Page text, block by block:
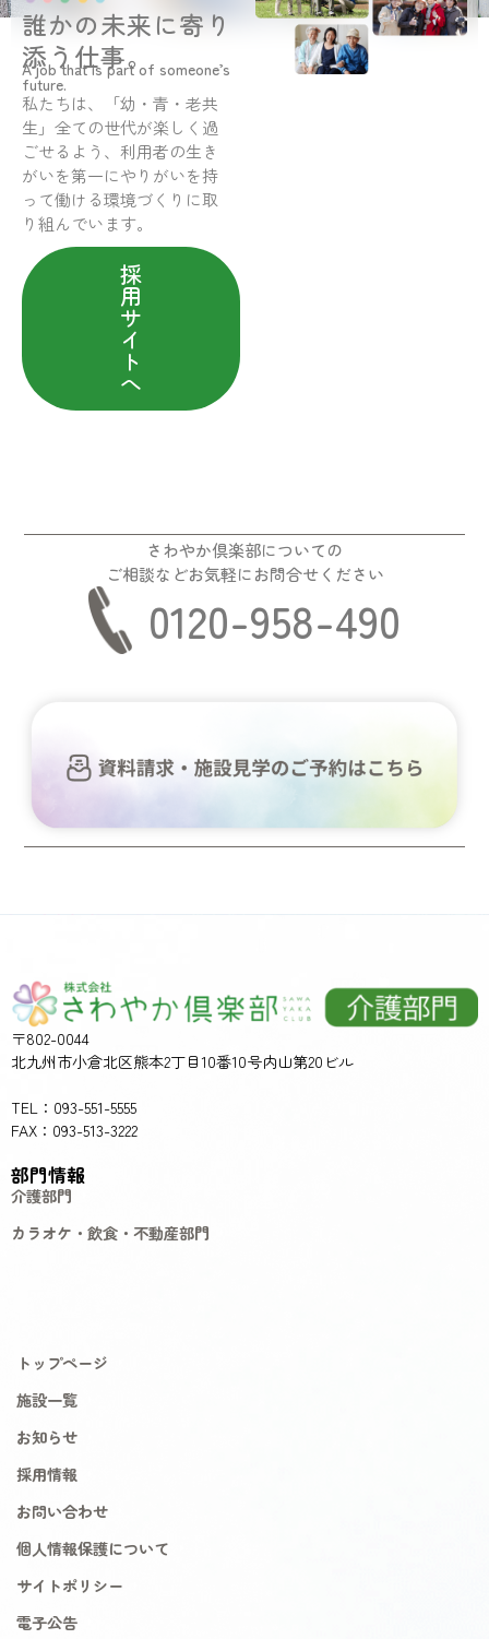
誰かの未来に寄り
添う仕事。
A job that is part of someone’s
future.
私たちは、「幼・青・老共
生」全ての世代が楽しく過
ごせるよう、利用者の生き
がいを第一にやりがいを持
って働ける環境づくりに取
り組んでいます。
採
用
サ
イ
ト
へ
さわやか倶楽部についての
ご相談などお気軽にお問合せください
0120-958-490
〒802-0044
北九州市小倉北区熊本2丁目10番10号内山第20ビル
TEL：093-551-5555
FAX：093-513-3222
部門情報
介護部門
カラオケ・飲食・不動産部門
トップページ
施設一覧
お知らせ
採用情報
お問い合わせ
個人情報保護について
サイトポリシー
電子公告